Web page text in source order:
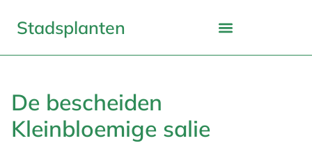
Stadsplanten
De bescheiden
Kleinbloemige salie